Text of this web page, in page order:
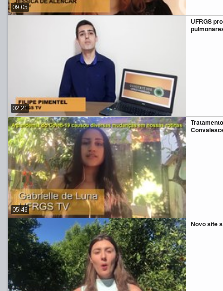
09:05
UFRGS
02:21
05:46
Novo site